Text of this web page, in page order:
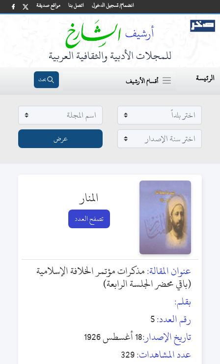
مواقع صديقة اتصل بنا انضمام/ تسجيل الدخول
للمجلات الأدبية والثقافية العربية
الرئيسة أقسام الأرشيف بحث
المنار
تصفح العدد
عنوان المقالة:مذكرات مؤتمر الخلافة الإسلامية
(باقي محضر الجلسة الرابعة)
بقلم:
رقم العدد:5
تاريخ الإصدار:18 أغسطس 1926
عدد المشاهدات:329